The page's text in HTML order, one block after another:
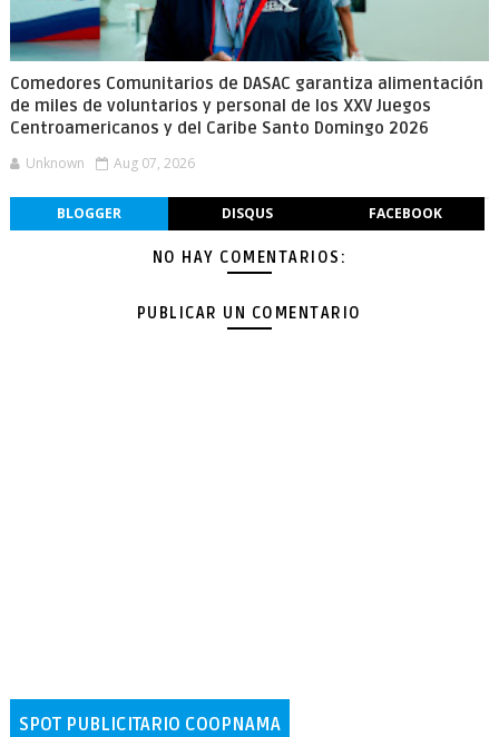
Comedores Comunitarios de DASAC garantiza alimentación
de miles de voluntarios y personal de los XXV Juegos
Centroamericanos y del Caribe Santo Domingo 2026
Unknown Aug 07, 2026
BLOGGER DISQUS FACEBOOK
NO HAY COMENTARIOS:
PUBLICAR UN COMENTARIO
SPOT PUBLICITARIO COOPNAMA